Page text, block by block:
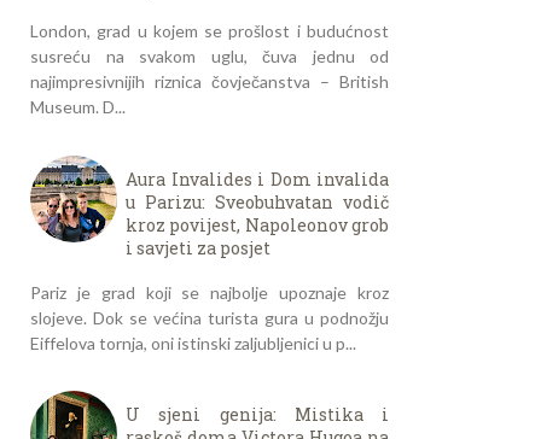
London, grad u kojem se prošlost i budućnost
susreću na svakom uglu, čuva jednu od
najimpresivnijih riznica čovječanstva – British
Museum. D...
Aura Invalides i Dom invalida
u Parizu: Sveobuhvatan vodič
kroz povijest, Napoleonov grob
i savjeti za posjet
Pariz je grad koji se najbolje upoznaje kroz
slojeve. Dok se većina turista gura u podnožju
Eiffelova tornja, oni istinski zaljubljenici u p...
U sjeni genija: Mistika i